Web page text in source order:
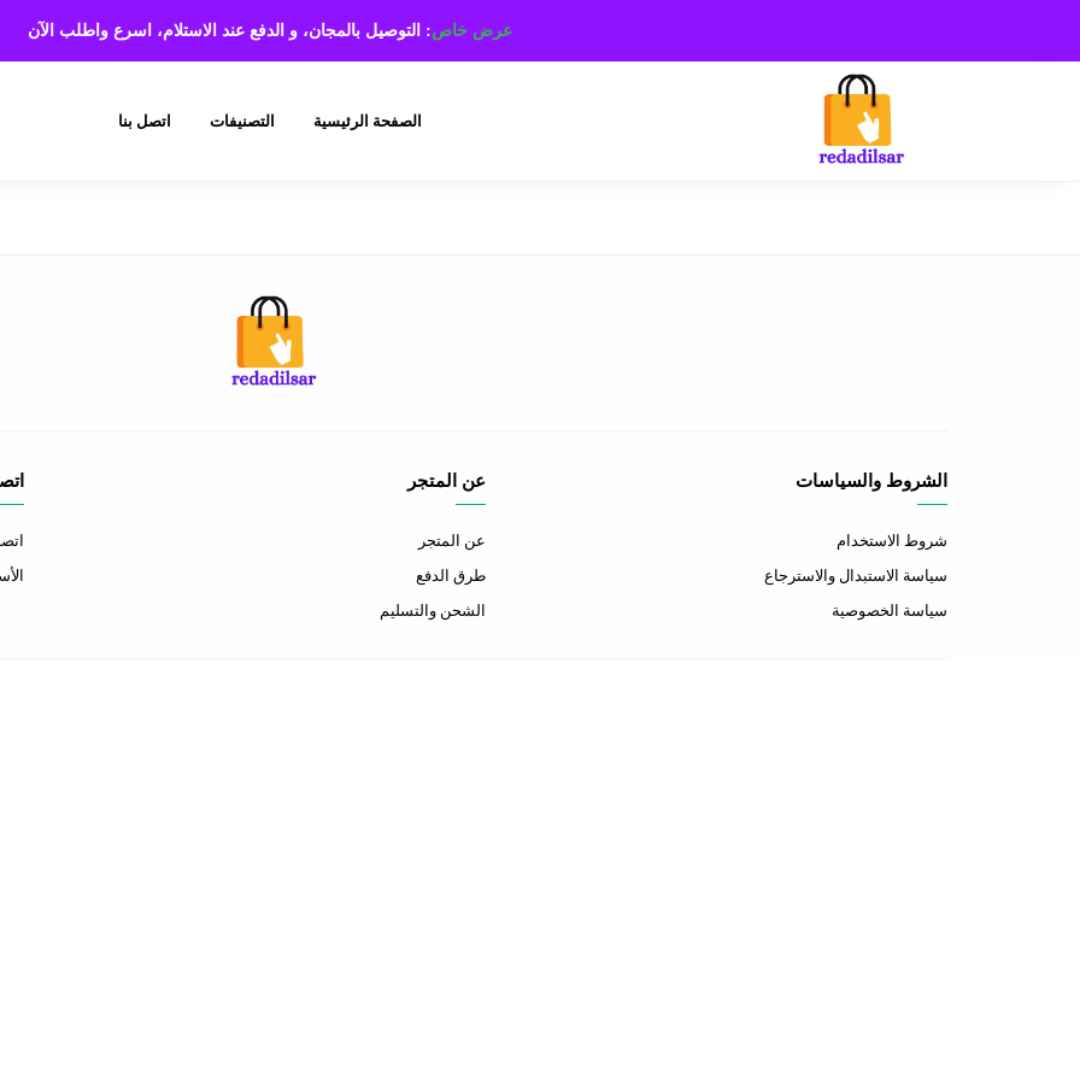
عرض خاص: التوصيل بالمجان، و الدفع عند الاستلام، اسرع واطلب الآن
الصفحة الرئيسية التصنيفات اتصل بنا
الشروط والسياسات
شروط الاستخدام
سياسة الاستبدال والاسترجاع
سياسة الخصوصية
عن المتجر
عن المتجر
طرق الدفع
الشحن والتسليم